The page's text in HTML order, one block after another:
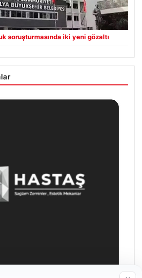
soruşturmasında iki yeni gözaltı